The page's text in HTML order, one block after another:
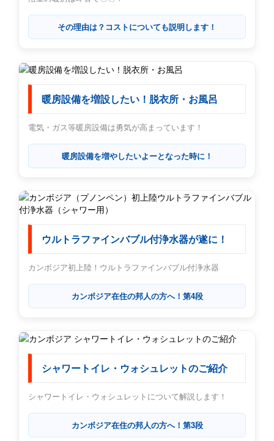
その理由は？コストについても説明します！
暖房設備を増設したい！脱衣所・お風呂
電気・ガス等暖房設備は勇気が高まっています！
暖房設備を増やしたいよーとなった時に！
ウルトラファインバブル付浄水器が遂に！
カンボジア初上陸！ウルトラファインバブル付浄水器
カンボジア在住の邦人の方へ！第4段
シャワートイレ・ウォシュレットのご紹介
シャワートイレ・ウォシュレットについて解説します！
カンボジア在住の邦人の方へ！第3段